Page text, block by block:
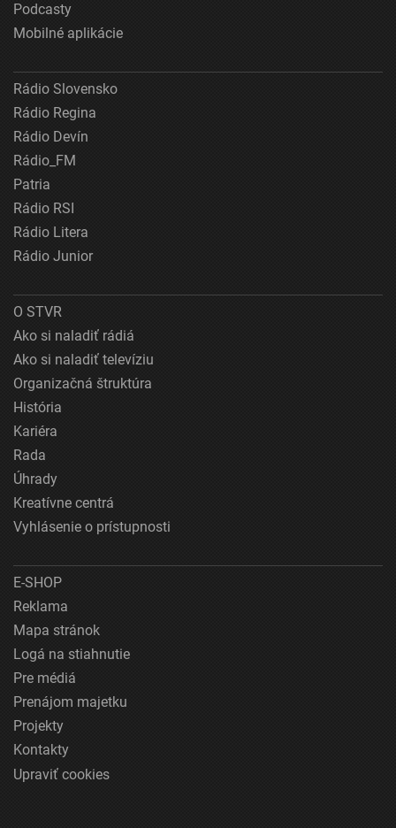
Podcasty
Mobilné aplikácie
Rádio Slovensko
Rádio Regina
Rádio Devín
Rádio_FM
Patria
Rádio RSI
Rádio Litera
Rádio Junior
O STVR
Ako si naladiť rádiá
Ako si naladiť televíziu
Organizačná štruktúra
História
Kariéra
Rada
Úhrady
Kreatívne centrá
Vyhlásenie o prístupnosti
E-SHOP
Reklama
Mapa stránok
Logá na stiahnutie
Pre médiá
Prenájom majetku
Projekty
Kontakty
Upraviť cookies